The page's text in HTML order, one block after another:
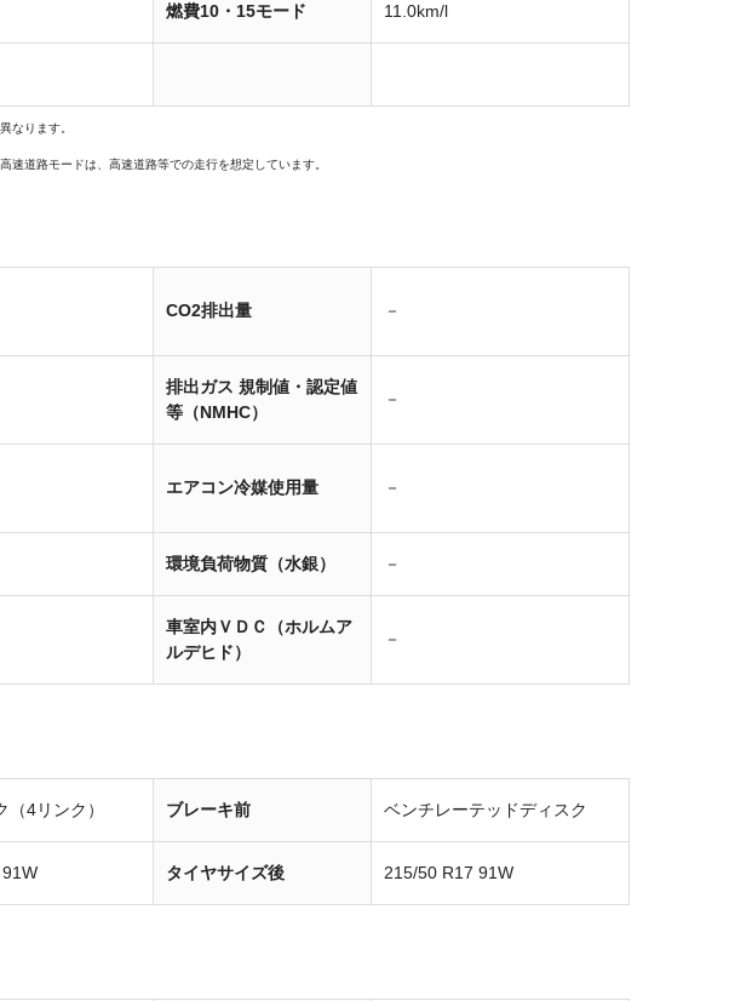
燃費10・15モード 11.0km/l
なります。
道路モードは、高速道路等での走行を想定しています。
CO2排出量 －
排出ガス 規制値・認定値
等（NMHC）
－
エアコン冷媒使用量 －
環境負荷物質（水銀） －
車室内ＶＤＣ（ホルムア
ルデヒド）
－
（4リンク） ブレーキ前 ベンチレーテッドディスク
タイヤサイズ後 215/50 R17 91W